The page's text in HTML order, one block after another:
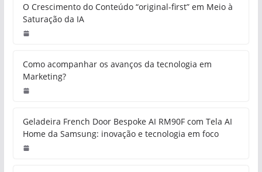
O Crescimento do Conteúdo “original-first” em Meio à
Saturação da IA
Como acompanhar os avanços da tecnologia em
Marketing?
Geladeira French Door Bespoke AI RM90F com Tela AI
Home da Samsung: inovação e tecnologia em foco